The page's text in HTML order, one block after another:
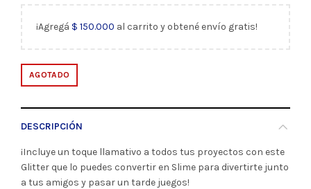
¡Agregá $ 150.000 al carrito y obtené envío gratis!
AGOTADO
DESCRIPCIÓN
¡Incluye un toque llamativo a todos tus proyectos con este
Glitter que lo puedes convertir en Slime para divertirte junto
a tus amigos y pasar un tarde juegos!